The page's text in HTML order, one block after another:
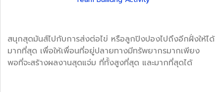
สนุกสุดมันส์ไปกับการส่งต่อไข่ หรือลูกปิงปองไปถึงอีกฝั่งให้ได้
มากที่สุด เพื่อให้เพื่อนที่อยู่ปลายทางมีทรัพยากรมากเพียง
พอที่จะสร้างผลงานสุดแจ่ม ที่ทั้งสูงที่สุด และมากที่สุดได้